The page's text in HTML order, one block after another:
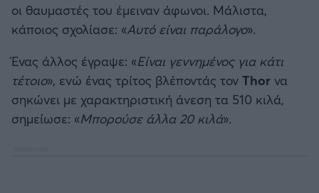
οι θαυμαστές του έμειναν άφωνοι. Μάλιστα,
κάποιος σχολίασε: «Αυτό είναι παράλογο».
Ένας άλλος έγραψε: «Είναι γεννημένος για κάτι
τέτοιο», ενώ ένας τρίτος βλέποντάς τον Thor να
σηκώνει με χαρακτηριστική άνεση τα 510 κιλά,
σημείωσε: «Μπορούσε άλλα 20 κιλά».